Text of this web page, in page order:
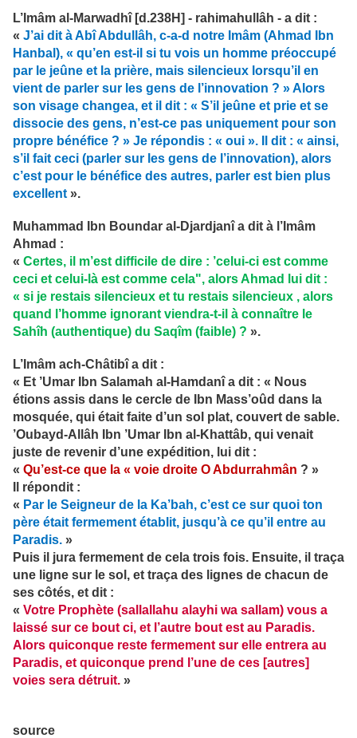
L’Imâm al-Marwadhî [d.238H] - rahimahullâh - a dit :
« J’ai dit à Abî Abdullâh, c-a-d notre Imâm (Ahmad Ibn
Hanbal), « qu’en est-il si tu vois un homme préoccupé
par le jeûne et la prière, mais silencieux lorsqu’il en
vient de parler sur les gens de l’innovation ? » Alors
son visage changea, et il dit : « S’il jeûne et prie et se
dissocie des gens, n’est-ce pas uniquement pour son
propre bénéfice ? » Je répondis : « oui ». Il dit : « ainsi,
s’il fait ceci (parler sur les gens de l’innovation), alors
c’est pour le bénéfice des autres, parler est bien plus
excellent ».
Muhammad Ibn Boundar al-Djardjanî a dit à l’Imâm
Ahmad :
« Certes, il m’est difficile de dire : ’celui-ci est comme
ceci et celui-là est comme cela", alors Ahmad lui dit :
« si je restais silencieux et tu restais silencieux , alors
quand l’homme ignorant viendra-t-il à connaître le
Sahîh (authentique) du Saqîm (faible) ? ».
L’Imâm ach-Châtibî a dit :
« Et ’Umar Ibn Salamah al-Hamdanî a dit : « Nous
étions assis dans le cercle de Ibn Mass’oûd dans la
mosquée, qui était faite d’un sol plat, couvert de sable.
’Oubayd-Allâh Ibn ’Umar Ibn al-Khattâb, qui venait
juste de revenir d’une expédition, lui dit :
« Qu’est-ce que la « voie droite O Abdurrahmân ? »
Il répondit :
« Par le Seigneur de la Ka’bah, c’est ce sur quoi ton
père était fermement établit, jusqu’à ce qu’il entre au
Paradis. »
Puis il jura fermement de cela trois fois. Ensuite, il traça
une ligne sur le sol, et traça des lignes de chacun de
ses côtés, et dit :
« Votre Prophète (sallallahu alayhi wa sallam) vous a
laissé sur ce bout ci, et l’autre bout est au Paradis.
Alors quiconque reste fermement sur elle entrera au
Paradis, et quiconque prend l’une de ces [autres]
voies sera détruit. »
source